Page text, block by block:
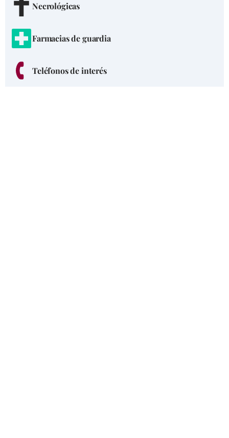
Necrológicas
Farmacias de guardia
Teléfonos de interés